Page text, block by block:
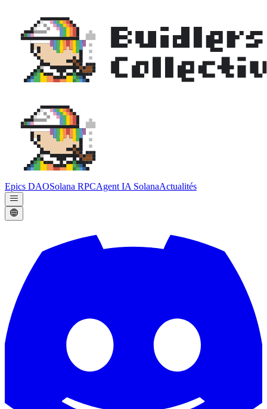
Epics DAOSolana RPCAgent IA SolanaActualités